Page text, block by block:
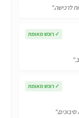
לרכישה."
✓ רוכש מאומת
✓ רוכש מאומת